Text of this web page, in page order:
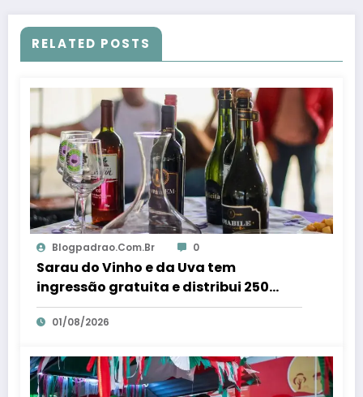
RELATED POSTS
Blogpadrao.com.br 0
Sarau do Vinho e da Uva tem
ingressão gratuita e distribui 250
litros de suco em Santa Teresa – Em
Dia ES
01/08/2026